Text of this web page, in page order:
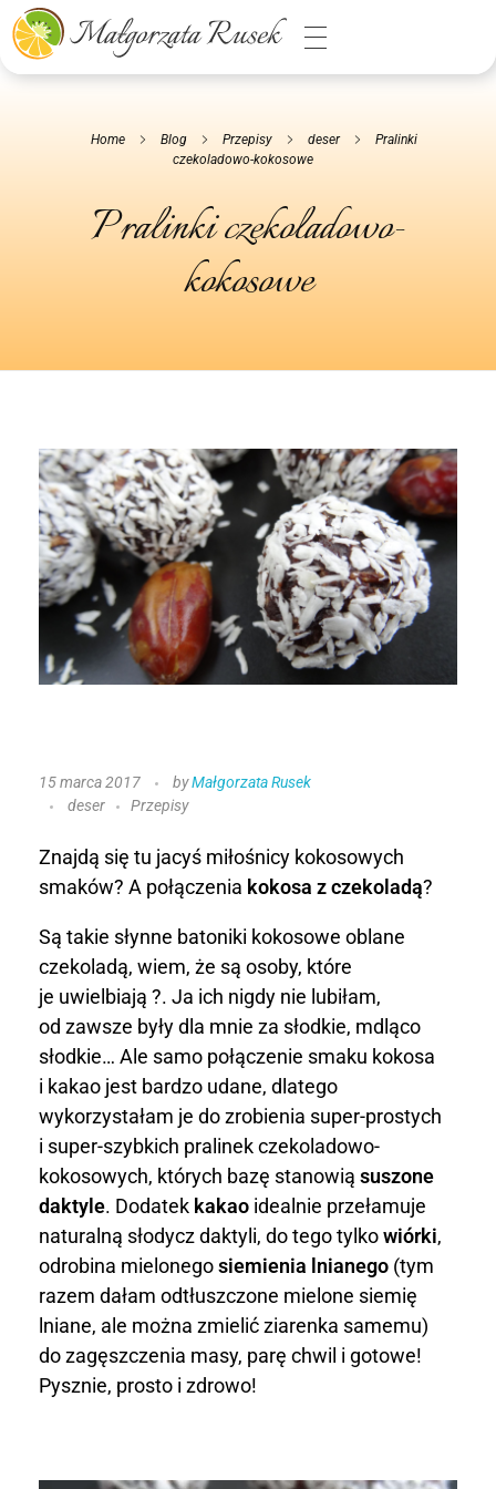
Małgorzata Rusek - dietetyk z pasją
Dietetyka kliniczna & Psychodietetyka
Home Blog Przepisy deser
Pralinki
czekoladowo-kokosowe
Pralinki czekoladowo-
kokosowe
P
a
i
n
k
i
c
z
e
k
o
l
15 marca 2017 byMałgorzata Rusek
deser
Przepisy
Znajdą się tu jacyś miłośnicy kokosowych
smaków? A połączenia kokosa z czekoladą?
Są takie słynne batoniki kokosowe oblane
czekoladą, wiem, że są osoby, które
je uwielbiają ?. Ja ich nigdy nie lubiłam,
od zawsze były dla mnie za słodkie, mdląco
słodkie… Ale samo połączenie smaku kokosa
i kakao jest bardzo udane, dlatego
wykorzystałam je do zrobienia super-prostych
i super-szybkich pralinek czekoladowo-
kokosowych, których bazę stanowią suszone
daktyle. Dodatek kakao idealnie przełamuje
naturalną słodycz daktyli, do tego tylkowiórki,
odrobina mielonegosiemienia lnianego (tym
razem dałam odtłuszczone mielone siemię
lniane, ale można zmielić ziarenka samemu)
do zagęszczenia masy, parę chwil i gotowe!
Pysznie, prosto i zdrowo!